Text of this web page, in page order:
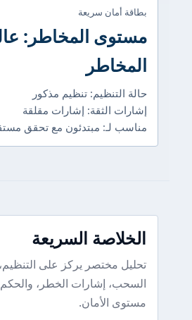
بطاقة أمان سريعة
مستوى المخاطر:
المخاطر
حالة التنظيم: تنظيم مذكور
إشارات الثقة: إشارات مقلقة
مناسب لـ: مبتدئون مع تحقق
الخلاصة السريعة
تحليل مختصر يركز على
السحب، إشارات الخطر، والحكم
مستوى الأمان.